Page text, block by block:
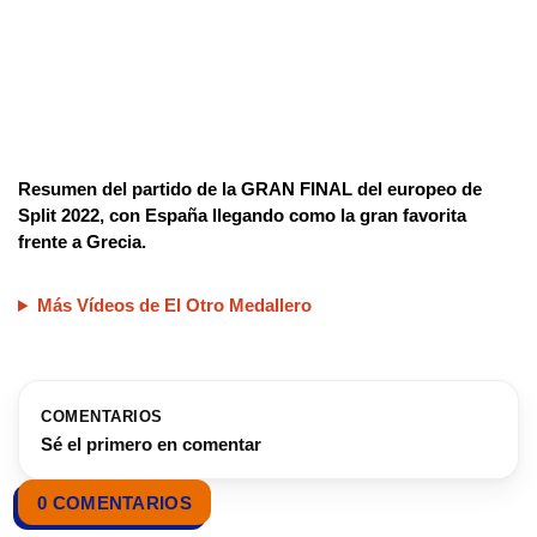
Resumen del partido de la GRAN FINAL del europeo de
Split 2022, con España llegando como la gran favorita
frente a Grecia.
Más Vídeos de El Otro Medallero
COMENTARIOS
Sé el primero en comentar
0 COMENTARIOS